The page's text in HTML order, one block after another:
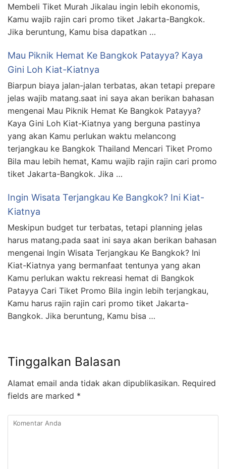
Membeli Tiket Murah Jikalau ingin lebih ekonomis,
Kamu wajib rajin cari promo tiket Jakarta-Bangkok.
Jika beruntung, Kamu bisa dapatkan …
Mau Piknik Hemat Ke Bangkok Patayya? Kaya
Gini Loh Kiat-Kiatnya
Biarpun biaya jalan-jalan terbatas, akan tetapi prepare
jelas wajib matang.saat ini saya akan berikan bahasan
mengenai Mau Piknik Hemat Ke Bangkok Patayya?
Kaya Gini Loh Kiat-Kiatnya yang berguna pastinya
yang akan Kamu perlukan waktu melancong
terjangkau ke Bangkok Thailand Mencari Tiket Promo
Bila mau lebih hemat, Kamu wajib rajin rajin cari promo
tiket Jakarta-Bangkok. Jika …
Ingin Wisata Terjangkau Ke Bangkok? Ini Kiat-
Kiatnya
Meskipun budget tur terbatas, tetapi planning jelas
harus matang.pada saat ini saya akan berikan bahasan
mengenai Ingin Wisata Terjangkau Ke Bangkok? Ini
Kiat-Kiatnya yang bermanfaat tentunya yang akan
Kamu perlukan waktu rekreasi hemat di Bangkok
Patayya Cari Tiket Promo Bila ingin lebih terjangkau,
Kamu harus rajin rajin cari promo tiket Jakarta-
Bangkok. Jika beruntung, Kamu bisa …
Tinggalkan Balasan
Alamat email anda tidak akan dipublikasikan. Required
fields are marked *